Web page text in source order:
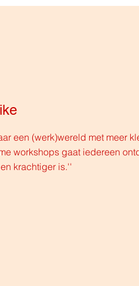
een (werk)wereld met meer
workshops gaat iedereen
krachtiger is.''